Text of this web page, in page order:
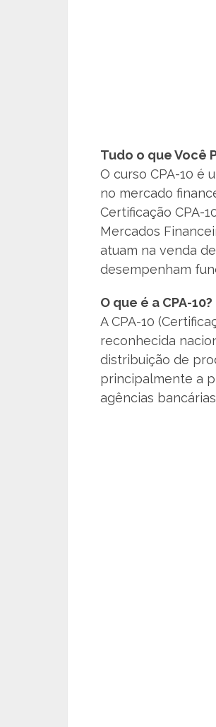
Tudo o que Você
O curso CPA-10 é
no mercado
Certificação CPA-
Mercados
atuam na venda
desempenham
O que é a CPA-10?
A CPA-10
reconhecida
distribuição de
principalmente a
agências